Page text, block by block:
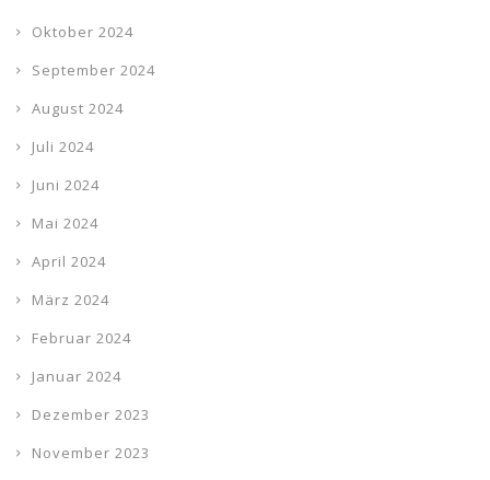
Oktober 2024
September 2024
August 2024
Juli 2024
Juni 2024
Mai 2024
April 2024
März 2024
Februar 2024
Januar 2024
Dezember 2023
November 2023